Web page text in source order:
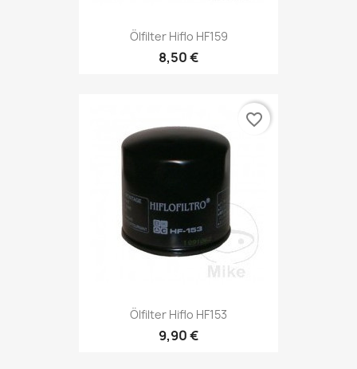
Ölfilter Hiflo HF159
8,50 €
Ölfilter Hiflo HF153
9,90 €
favorite_border